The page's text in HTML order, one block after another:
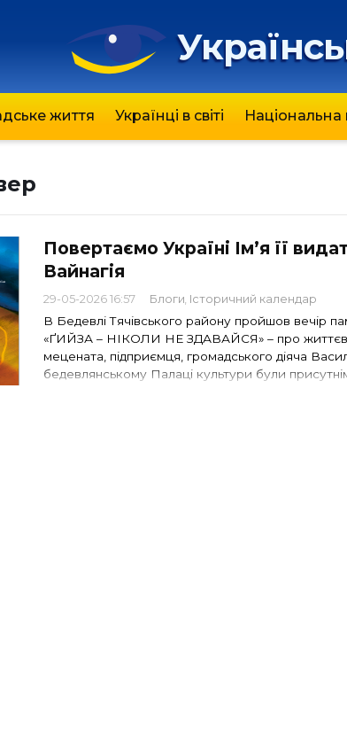
життя Українці в світі Національна
Повертаємо Україні Ім’я її
Вайнагія
29-05-2026 16:57 Блоги Історичний календар
В Бедевлі Тячівського району пройшов вечір
«ҐИЙЗА – НІКОЛИ НЕ ЗДАВАЙСЯ» – про
мецената, підприємця, громадського діяча
бедевлянському Палаці культури були